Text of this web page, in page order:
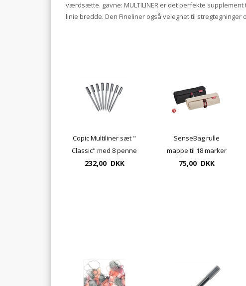
værdsætte. gavne: MULTILINER er det perfekte
linie bredde. Den Fineliner også velegnet til stregtegninger
Copic Multiliner sæt "
Classic" med 8 penne
232,00 DKK
SenseBag rulle
mappe til 18 marker
75,00 DKK